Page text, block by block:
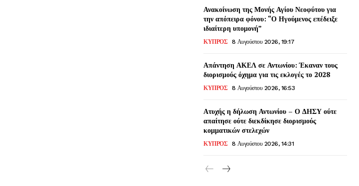
Ανακοίνωση της Μονής Αγίου Νεοφύτου για
την απόπειρα φόνου: “Ο Ηγούμενος επέδειξε
ιδιαίτερη υπομονή”
ΚΥΠΡΟΣ 8 Αυγούστου 2026, 19:17
Απάντηση ΑΚΕΛ σε Αντωνίου: Έκαναν τους
διορισμούς όχημα για τις εκλογές το 2028
ΚΥΠΡΟΣ 8 Αυγούστου 2026, 16:53
Ατυχής η δήλωση Αντωνίου – Ο ΔΗΣΥ ούτε
απαίτησε ούτε διεκδίκησε διορισμούς
κομματικών στελεχών
ΚΥΠΡΟΣ 8 Αυγούστου 2026, 14:31